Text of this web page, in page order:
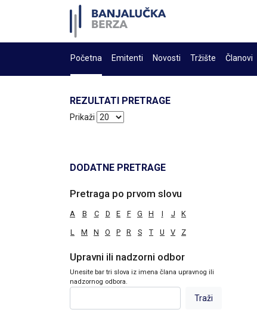
Početna Emitenti Novosti Tržište Članovi
REZULTATI PRETRAGE
Prikaži
DODATNE PRETRAGE
Pretraga po prvom slovu
A B C D E F G H I J K
L M N O P R S T U V Z
Upravni ili nadzorni odbor
Unesite bar tri slova iz imena člana upravnog ili
nadzornog odbora.